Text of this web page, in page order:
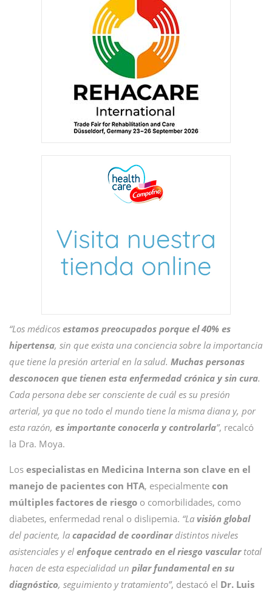
“Los médicos estamos preocupados porque el 40% es
hipertensa, sin que exista una conciencia sobre la importancia
que tiene la presión arterial en la salud. Muchas personas
desconocen que tienen esta enfermedad crónica y sin cura.
Cada persona debe ser consciente de cuál es su presión
arterial, ya que no todo el mundo tiene la misma diana y, por
esta razón, es importante conocerla y controlarla”, recalcó
la Dra. Moya.
Los especialistas en Medicina Interna son clave en el
manejo de pacientes con HTA, especialmente con
múltiples factores de riesgo o comorbilidades, como
diabetes, enfermedad renal o dislipemia. “La visión global
del paciente, la capacidad de coordinardistintos niveles
asistenciales y el enfoque centrado en el riesgo vasculartotal
hacen de esta especialidad un pilar fundamental en su
diagnóstico, seguimiento y tratamiento”, destacó el Dr. Luis